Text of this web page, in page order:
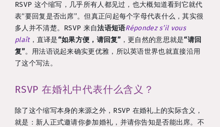
RSVP 这个缩写，几乎所有人都见过，也大概知道看到它就代
表“要回复是否出席”。但真正问起每个字母代表什么，其实很
多人并不清楚。RSVP 来自法语短语Répondez s’il vous
plaît，直译是“如果方便，请回复”，更自然的意思就是“请回
复”。用法语说起来确实更优雅，所以英语世界也就直接沿用
了这个写法。
RSVP 在婚礼中代表什么含义？
除了这个缩写本身的来源之外，RSVP 在婚礼上的实际含义，
就是：新人正式邀请你参加婚礼，并请你告知是否能出席。不